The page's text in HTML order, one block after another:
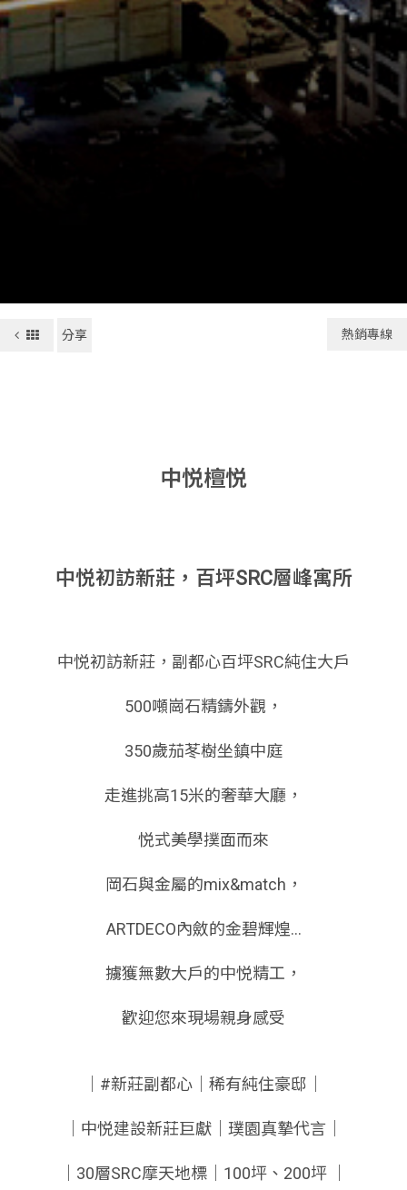
分享 熱銷專線
中悦檀悦
中悦初訪新莊，百坪SRC層峰寓所
中悦初訪新莊，副都心百坪SRC純住大戶
500噸崗石精鑄外觀，
350歲茄苳樹坐鎮中庭
走進挑高15米的奢華大廳，
悦式美學撲面而來
岡石與金屬的mix&match，
ARTDECO內斂的金碧輝煌…
擄獲無數大戶的中悦精工，
歡迎您來現場親身感受
｜#新莊副都心｜稀有純住豪邸｜
｜中悦建設新莊巨獻｜璞園真摯代言｜
｜30層SRC摩天地標｜100坪、200坪 ｜